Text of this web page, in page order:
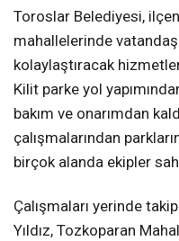
Toroslar Belediyesi,
mahallelerinde
kolaylaştıracak
Kilit parke yol
bakım ve onarımdan
çalışmalarından
birçok alanda ekipler
Çalışmaları yerinde
Yıldız, Tozkoparan